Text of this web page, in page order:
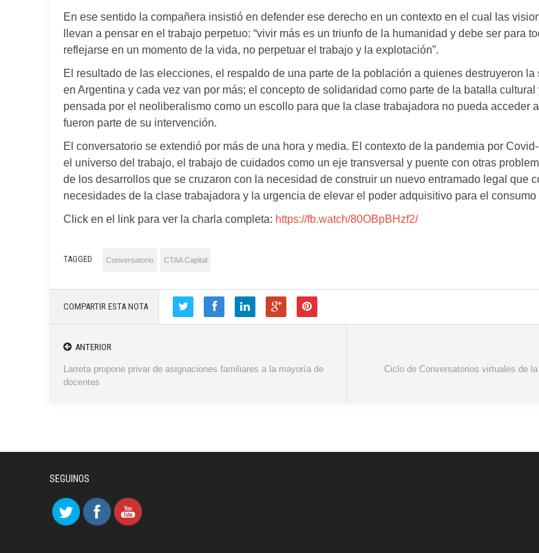
En ese sentido la compañera insistió en defender ese derecho en un contexto en el cual las
llevan a pensar en el trabajo perpetuo: “vivir más es un triunfo de la humanidad y debe ser para
reflejarse en un momento de la vida, no perpetuar el trabajo y la explotación”.
El resultado de las elecciones, el respaldo de una parte de la población a quienes destruyeron la
en Argentina y cada vez van por más; el concepto de solidaridad como parte de la batalla
pensada por el neoliberalismo como un escollo para que la clase trabajadora no pueda acceder
fueron parte de su intervención.
El conversatorio se extendió por más de una hora y media. El contexto de la pandemia por
el universo del trabajo, el trabajo de cuidados como un eje transversal y puente con otras
de los desarrollos que se cruzaron con la necesidad de construir un nuevo entramado legal que
necesidades de la clase trabajadora y la urgencia de elevar el poder adquisitivo para el
Click en el link para ver la charla completa: https://fb.watch/80OBpBHzf2/
TAGGED Conversatorio CTAA Capital
COMPARTIR ESTA NOTA
ANTERIOR
Larreta propone privar de asignaciones familiares a la mayoría de
docentes
Ciclo de Conversatorios virtuales de la
SEGUINOS